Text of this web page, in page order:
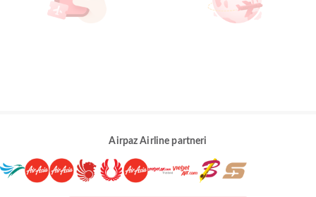
Airpaz Airline partneri